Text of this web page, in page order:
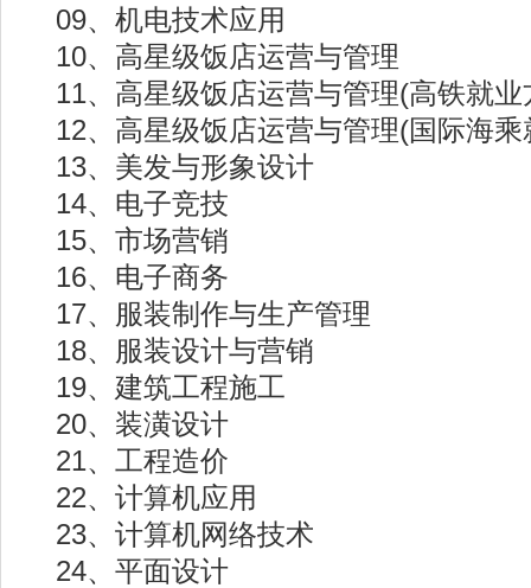
09、机电技术应用
10、高星级饭店运营与管理
11、高星级饭店运营与管理(高铁就业
12、高星级饭店运营与管理(国际海乘
13、美发与形象设计
14、电子竞技
15、市场营销
16、电子商务
17、服装制作与生产管理
18、服装设计与营销
19、建筑工程施工
20、装潢设计
21、工程造价
22、计算机应用
23、计算机网络技术
24、平面设计